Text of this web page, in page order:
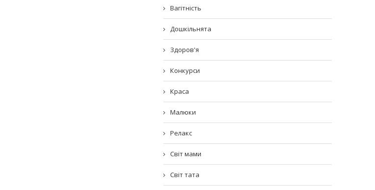
Вагітність
Дошкільнята
Здоров'я
Конкурси
Краса
Малюки
Релакс
Світ мами
Світ тата